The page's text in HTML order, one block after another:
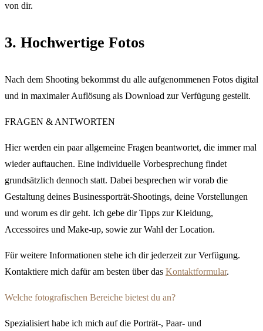
von dir.
3. Hochwertige Fotos
Nach dem Shooting bekommst du alle aufgenommenen Fotos digital
und in maximaler Auflösung als Download zur Verfügung gestellt.
FRAGEN & ANTWORTEN
Hier werden ein paar allgemeine Fragen beantwortet, die immer mal
wieder auftauchen. Eine individuelle Vorbesprechung findet
grundsätzlich dennoch statt. Dabei besprechen wir vorab die
Gestaltung deines Businessporträt-Shootings, deine Vorstellungen
und worum es dir geht. Ich gebe dir Tipps zur Kleidung,
Accessoires und Make-up, sowie zur Wahl der Location.
Für weitere Informationen stehe ich dir jederzeit zur Verfügung.
Kontaktiere mich dafür am besten über das Kontaktformular.
Welche fotografischen Bereiche bietest du an?
Spezialisiert habe ich mich auf die Porträt-, Paar- und